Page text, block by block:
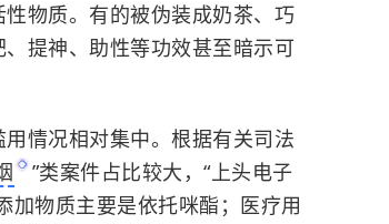
物质。有的被伪装成奶茶、巧
提神、助性等功效甚至暗示可
情况相对集中。根据有关司法
”类案件占比较大，“上头电子
加物质主要是依托咪酯；医疗用